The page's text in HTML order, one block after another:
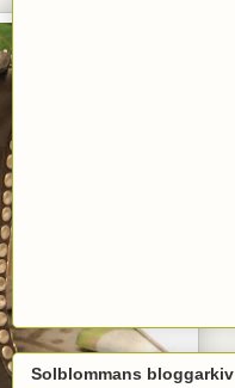
Solblommans bloggarkiv